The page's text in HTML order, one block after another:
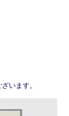
います。